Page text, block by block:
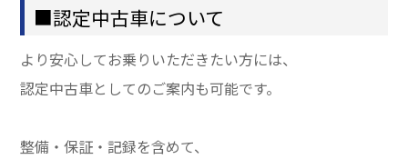
■認定中古車について
より安心してお乗りいただきたい方には、
認定中古車としてのご案内も可能です。
整備・保証・記録を含めて、